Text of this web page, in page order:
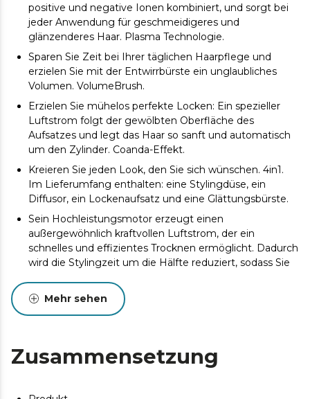
positive und negative Ionen kombiniert, und sorgt bei
jeder Anwendung für geschmeidigeres und
glänzenderes Haar. Plasma Technologie.
Sparen Sie Zeit bei Ihrer täglichen Haarpflege und
erzielen Sie mit der Entwirrbürste ein unglaubliches
Volumen. VolumeBrush.
Erzielen Sie mühelos perfekte Locken: Ein spezieller
Luftstrom folgt der gewölbten Oberfläche des
Aufsatzes und legt das Haar so sanft und automatisch
um den Zylinder. Coanda-Effekt.
Kreieren Sie jeden Look, den Sie sich wünschen. 4in1.
Im Lieferumfang enthalten: eine Stylingdüse, ein
Diffusor, ein Lockenaufsatz und eine Glättungsbürste.
Sein Hochleistungsmotor erzeugt einen
außergewöhnlich kraftvollen Luftstrom, der ein
schnelles und effizientes Trocknen ermöglicht. Dadurch
wird die Stylingzeit um die Hälfte reduziert, sodass Sie
bürstenloser Motor mit 1.600 W und 110.000 U/min.
Schützt Ihr Haar, indem die optimale Temperatur
intelligente Hitzekontrolle verhindert Schäden durch
extreme Hitze und hält Ihr Haar gesund. Intelligente
Mehr sehen
Zusammensetzung